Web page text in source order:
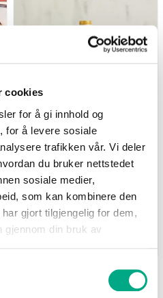
cookies
for å gi innhold og
for å levere sosiale
trafikken vår. Vi deler
du bruker nettstedet
sosiale medier,
som kan kombinere den
gjort tilgjengelig for dem,
gjennom din bruk av
Life
Supernature MCT-olje
500ml - 25% på hele
serien
Nå: 247 kr Før: 329 kr